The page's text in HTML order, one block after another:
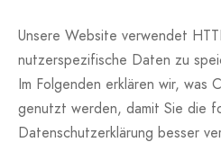
Unsere Website verwendet
nutzerspezifische Daten zu
Im Folgenden erklären wir, was
genutzt werden, damit Sie die
Datenschutzerklärung besser